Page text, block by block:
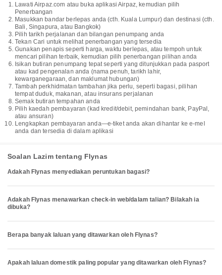
Lawati Airpaz.com atau buka aplikasi Airpaz, kemudian pilih
Penerbangan
Masukkan bandar berlepas anda (cth. Kuala Lumpur) dan destinasi (cth.
Bali, Singapura, atau Bangkok)
Pilih tarikh perjalanan dan bilangan penumpang anda
Tekan Cari untuk melihat penerbangan yang tersedia
Gunakan penapis seperti harga, waktu berlepas, atau tempoh untuk
mencari pilihan terbaik, kemudian pilih penerbangan pilihan anda
Isikan butiran penumpang tepat seperti yang ditunjukkan pada pasport
atau kad pengenalan anda (nama penuh, tarikh lahir,
kewarganegaraan, dan maklumat hubungan)
Tambah perkhidmatan tambahan jika perlu, seperti bagasi, pilihan
tempat duduk, makanan, atau insurans perjalanan
Semak butiran tempahan anda
Pilih kaedah pembayaran (kad kredit/debit, pemindahan bank, PayPal,
atau ansuran)
Lengkapkan pembayaran anda—e-tiket anda akan dihantar ke e-mel
anda dan tersedia di dalam aplikasi
Soalan Lazim tentang Flynas
Adakah Flynas menyediakan peruntukan bagasi?
Adakah Flynas menawarkan check-in web/dalam talian? Bilakah ia
dibuka?
Berapa banyak laluan yang ditawarkan oleh Flynas?
Apakah laluan domestik paling popular yang ditawarkan oleh Flynas?